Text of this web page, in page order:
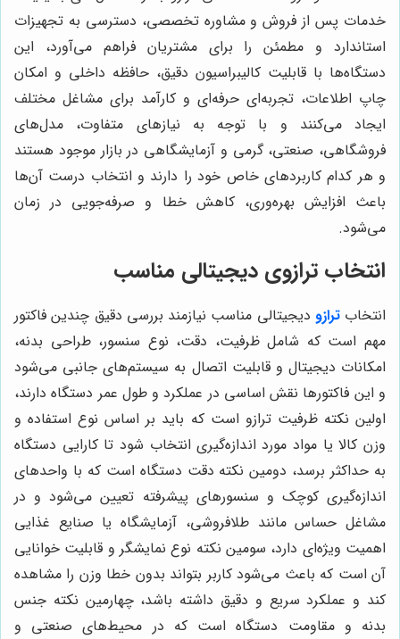
خدمات پس از فروش و مشاوره تخصصی، دسترسی به تجهیزات
استاندارد و مطمئن را برای مشتریان فراهم می‌آورد، این
دستگاه‌ها با قابلیت کالیبراسیون دقیق، حافظه داخلی و امکان
چاپ اطلاعات، تجربه‌ای حرفه‌ای و کارآمد برای مشاغل مختلف
ایجاد می‌کنند و با توجه به نیازهای متفاوت، مدل‌های
فروشگاهی، صنعتی، گرمی و آزمایشگاهی در بازار موجود هستند
و هر کدام کاربردهای خاص خود را دارند و انتخاب درست آن‌ها
باعث افزایش بهره‌وری، کاهش خطا و صرفه‌جویی در زمان
می‌شود.
انتخاب ترازوی دیجیتالی مناسب
انتخاب ترازو دیجیتالی مناسب نیازمند بررسی دقیق چندین فاکتور
مهم است که شامل ظرفیت، دقت، نوع سنسور، طراحی بدنه،
امکانات دیجیتال و قابلیت اتصال به سیستم‌های جانبی می‌شود
و این فاکتورها نقش اساسی در عملکرد و طول عمر دستگاه دارند،
اولین نکته ظرفیت ترازو است که باید بر اساس نوع استفاده و
وزن کالا یا مواد مورد اندازه‌گیری انتخاب شود تا کارایی دستگاه
به حداکثر برسد، دومین نکته دقت دستگاه است که با واحدهای
اندازه‌گیری کوچک و سنسورهای پیشرفته تعیین می‌شود و در
مشاغل حساس مانند طلافروشی، آزمایشگاه یا صنایع غذایی
اهمیت ویژه‌ای دارد، سومین نکته نوع نمایشگر و قابلیت خوانایی
آن است که باعث می‌شود کاربر بتواند بدون خطا وزن را مشاهده
کند و عملکرد سریع و دقیق داشته باشد، چهارمین نکته جنس
بدنه و مقاومت دستگاه است که در محیط‌های صنعتی و